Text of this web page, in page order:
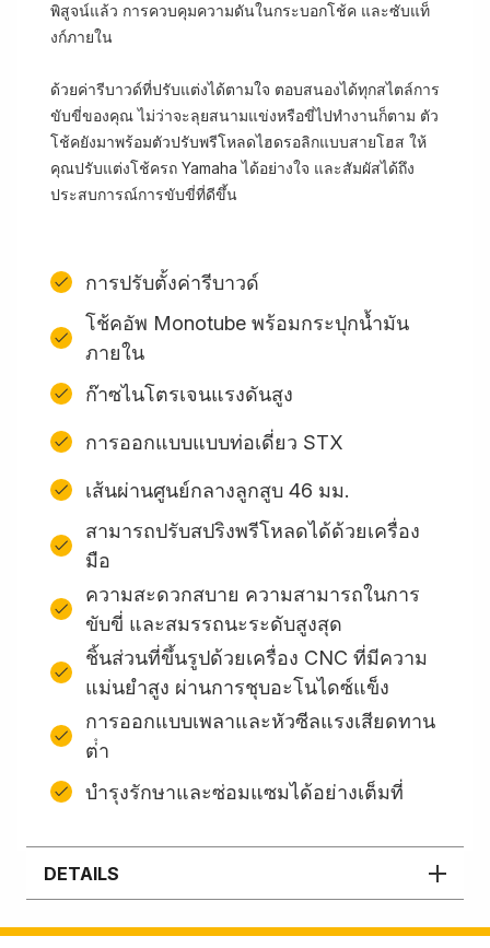
พิสูจน์แล้ว การควบคุมความดันในกระบอกโช้ค และซับแท็
งก์ภายใน
ด้วยค่ารีบาวด์ที่ปรับแต่งได้ตามใจ ตอบสนองได้ทุกสไตล์การ
ขับขี่ของคุณ ไม่ว่าจะลุยสนามแข่งหรือขี่ไปทำงานก็ตาม ตัว
โช้คยังมาพร้อมตัวปรับพรีโหลดไฮดรอลิกแบบสายโฮส ให้
คุณปรับแต่งโช้ครถ Yamaha ได้อย่างใจ และสัมผัสได้ถึง
ประสบการณ์การขับขี่ที่ดีขึ้น
การปรับตั้งค่ารีบาวด์
โช้คอัพ Monotube พร้อมกระปุกน้ำมัน
ภายใน
ก๊าซไนโตรเจนแรงดันสูง
การออกแบบแบบท่อเดี่ยว STX
เส้นผ่านศูนย์กลางลูกสูบ 46 มม.
สามารถปรับสปริงพรีโหลดได้ด้วยเครื่อง
มือ
ความสะดวกสบาย ความสามารถในการ
ขับขี่ และสมรรถนะระดับสูงสุด
ชิ้นส่วนที่ขึ้นรูปด้วยเครื่อง CNC ที่มีความ
แม่นยำสูง ผ่านการชุบอะโนไดซ์แข็ง
การออกแบบเพลาและหัวซีลแรงเสียดทาน
ต่ํา
บํารุงรักษาและซ่อมแซมได้อย่างเต็มที่
DETAILS